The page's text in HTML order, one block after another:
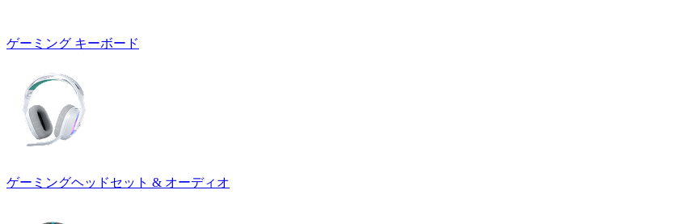
ゲーミング キーボード
ゲーミングヘッドセット & オーディオ